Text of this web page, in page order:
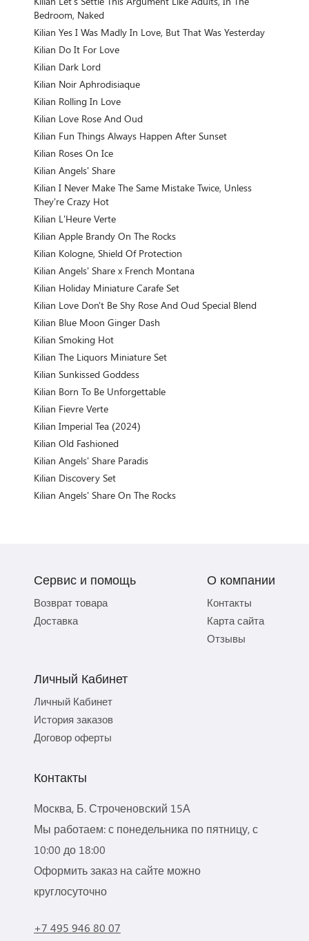
Bedroom, Naked
Kilian Yes I Was Madly In Love, But That Was Yesterday
Kilian Do It For Love
Kilian Dark Lord
Kilian Noir Aphrodisiaque
Kilian Rolling In Love
Kilian Love Rose And Oud
Kilian Fun Things Always Happen After Sunset
Kilian Roses On Ice
Kilian Angels' Share
Kilian I Never Make The Same Mistake Twice, Unless
They're Crazy Hot
Kilian L'Heure Verte
Kilian Apple Brandy On The Rocks
Kilian Kologne, Shield Of Protection
Kilian Angels' Share x French Montana
Kilian Holiday Miniature Carafe Set
Kilian Love Don't Be Shy Rose And Oud Special Blend
Kilian Blue Moon Ginger Dash
Kilian Smoking Hot
Kilian The Liquors Miniature Set
Kilian Sunkissed Goddess
Kilian Born To Be Unforgettable
Kilian Fievre Verte
Kilian Imperial Tea (2024)
Kilian Old Fashioned
Kilian Angels' Share Paradis
Kilian Discovery Set
Kilian Angels' Share On The Rocks
Сервис и помощь
Возврат товара
Доставка
О компании
Контакты
Карта сайта
Отзывы
Личный Кабинет
Личный Кабинет
История заказов
Договор оферты
Контакты
Москва, Б. Строченовский 15А
Мы работаем: с понедельника по пятницу, с
10:00 до 18:00
Оформить заказ на сайте можно
круглосуточно
+7 495 946 80 07